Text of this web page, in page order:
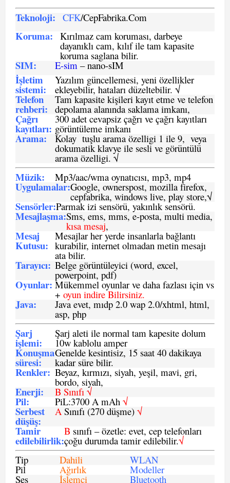
Teknoloji: CFK/CepFabrika.Com
Koruma: Kırılmaz cam koruması, darbeye
dayanıklı cam, kılıf ile tam kapasite
koruma saglana bilir.
SIM: E-sim – nano-sIM
İşletim
sistemi:
Yazılım güncellemesi, yeni özellikler
ekleyebilir, hataları düzeltebilir. √
Telefon
rehberi:
Tam kapasite kişileri kayıt etme ve telefon
depolama alanında saklama imkanı,
Çağrı
kayıtları:
300 adet cevapsiz çağrı ve çağrı kayıtları
görüntüleme imkanı
Arama: Kolay tuşlu arama özelligi 1 ile 9, veya
dokumatik klavye ile sesli ve görüntülü
arama özelligi. √
Müzik: Mp3/aac/wma oynatıcısı, mp3, mp4
Uygulamalar:Google, ownerspost, mozilla firefox,
cepfabrika, windows live, play store,√
Sensörler:Parmak izi sensörü, yakınlık sensörü.
Mesajlaşma:Sms, ems, mms, e-posta, multi media,
kısa mesaj,
Mesaj
Kutusu:
Mesajlar her yerde insanlarla bağlantı
kurabilir, internet olmadan metin mesajı
ata bilir.
Tarayıcı: Belge görüntüleyici (word, excel,
powerpoint, pdf)
Oyunlar: Mükemmel oyunlar ve daha fazlası için vs
+ oyun indire Bilirsiniz.
Java: Java evet, mıdp 2.0 wap 2.0/xhtml, html,
asp, php
Şarj
işlemi:
Şarj aleti ile normal tam kapesite dolum
10w kablolu amper
Konuşma
süresi:
Genelde kesintisiz, 15 saat 40 dakikaya
kadar süre bilir.
Renkler: Beyaz, kırmızı, siyah, yeşil, mavi, gri,
bordo, siyah,
Enerji: B Sınıfı √
Pil: PiL:3700 A mAh √
Serbest
düşüş:
ASınıfı (270 düşme) √
Tamir
edilebilirlik:
B sınıfı – özetle: evet, cep telefonları
çoğu durumda tamir edilebilir.√
Tip
Dahili WLAN
Pil Ağırlık Modeller
Ses İşlemci Bluetooth